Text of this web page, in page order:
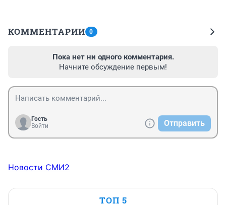
КОММЕНТАРИИ 0
Пока нет ни одного комментария.
Начните обсуждение первым!
Гость
Войти
Отправить
Новости СМИ2
ТОП 5